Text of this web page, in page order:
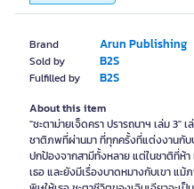
Brand Arun Publishing
Sold by B2S
Fulfilled by B2S
About this item
"ชะตาม่ายเจ็ดครา ปรารถนาฯ เล่ม 3"
ชาติภพที่ผ่านมา ที่ทุกครั้งที่แต่งงานกั
ปกป้องจากสามีทั้งหลาย แต่ในชาติที่ห้
เธอ และยังมีเรื่องบาดหมางกับเขา แ